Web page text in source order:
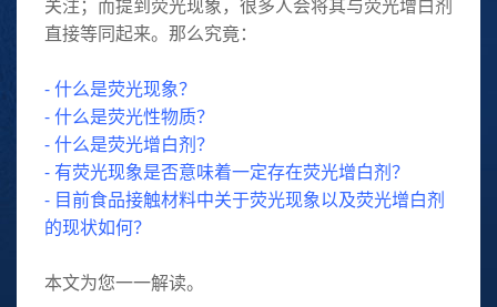
关注；而提到荧光现象，很多人会将其与荧光增白剂
直接等同起来。那么究竟：
- 什么是荧光现象？
- 什么是荧光性物质？
- 什么是荧光增白剂？
- 有荧光现象是否意味着一定存在荧光增白剂？
- 目前食品接触材料中关于荧光现象以及荧光增白剂
的现状如何？
本文为您一一解读。